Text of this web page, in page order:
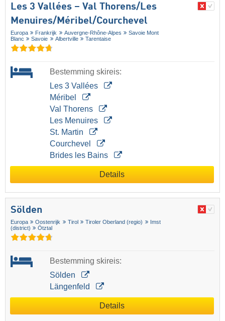
Les 3 Vallées – Val Thorens/​Les
Menuires/​Méribel/​Courchevel
Europa Frankrijk Auvergne-Rhône-Alpes
Savoie Mont
Blanc
Savoie Albertville Tarentaise
Bestemming skireis:
Les 3 Vallées
Méribel
Val Thorens
Les Menuires
St. Martin
Courchevel
Brides les Bains
Details
Sölden
Europa Oostenrijk Tirol Tiroler Oberland (regio)
Imst
(district)
Ötztal
Bestemming skireis:
Sölden
Längenfeld
Details